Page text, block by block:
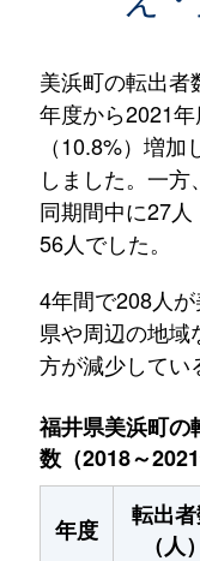
美浜町の転出者
年度から2021
（10.8%）増
しました。一方
同期間中に27
56人でした。
4年間で208人
県や周辺の地域
方が減少してい
福井県美浜町の
数（2018～2021
年度
転出
（人）